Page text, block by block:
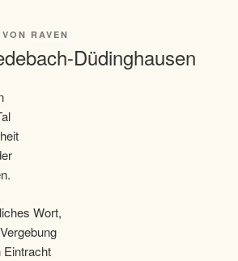
VON RAVEN
Düdinghausen
Wort,
Eintracht